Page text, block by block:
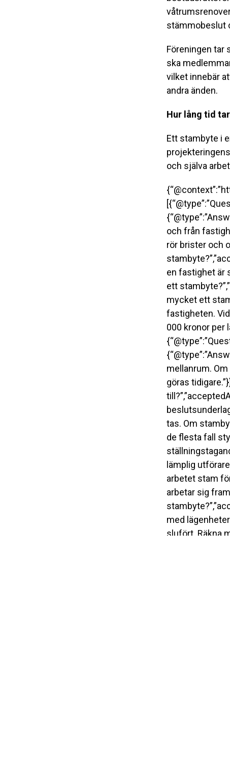
stämmobeslut
Föreningen tar
ska
vilket innebär
andra änden.
Hur lång tid
Ett stambyte i
och själva
och från
rör brister och
en fastighet är
ett
mycket ett
fastigheten.
000 kronor per
mellanrum.
göras
tas. Om
de flesta fall
lämplig
arbetet stam
arbetar sig fram
med
slufört. Räkna